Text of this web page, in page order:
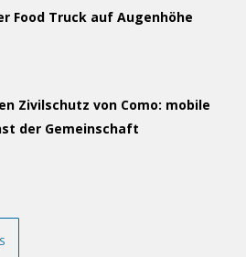
Food Truck auf Augenhöhe
Zivilschutz von Como: mobile
der Gemeinschaft